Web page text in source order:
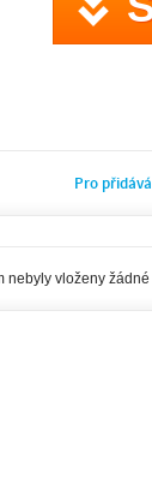
Pro
nebyly vloženy